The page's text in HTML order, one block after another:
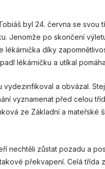
byl 24. června se svou
Jenomže po skončení
lékárnička díky
lékárničku a utíkal
vydezinfikoval a obvázal.
vyznamenat před celou
ze Základní a mateřské
nechtěli zůstat pozadu a
překvapení. Celá třída